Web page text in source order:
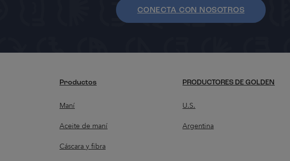
CONECTA CON NOSOTROS
Productos
Maní
Aceite de maní
Cáscara y fibra
PRODUCTORES DE GOLDEN
U.S.
Argentina